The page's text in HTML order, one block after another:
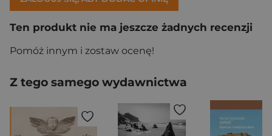
Ten produkt nie ma jeszcze żadnych recenzji
Pomóż innym i zostaw ocenę!
Z tego samego wydawnictwa